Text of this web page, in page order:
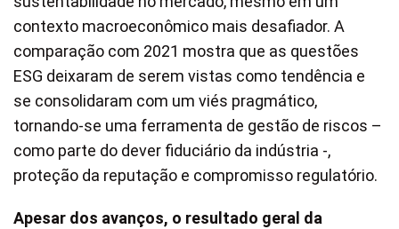
contexto macroeconômico mais desafiador. A
comparação com 2021 mostra que as questões
ESG deixaram de serem vistas como tendência e
se consolidaram com um viés pragmático,
tornando-se uma ferramenta de gestão de riscos –
como parte do dever fiduciário da indústria -,
proteção da reputação e compromisso regulatório.
Apesar dos avanços, o resultado geral da